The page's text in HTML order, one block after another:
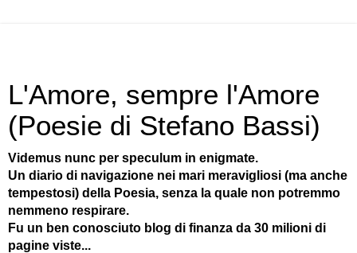
L'Amore, sempre l'Amore
(Poesie di Stefano Bassi)
Videmus nunc per speculum in enigmate.
Un diario di navigazione nei mari meravigliosi (ma anche
tempestosi) della Poesia, senza la quale non potremmo
nemmeno respirare.
Fu un ben conosciuto blog di finanza da 30 milioni di
pagine viste...